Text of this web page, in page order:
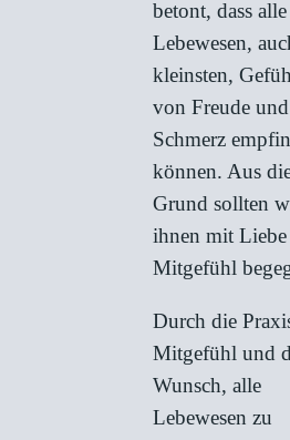
betont, dass alle
Lebewesen,
kleinsten,
von Freude und
Schmerz
können. Aus
Grund sollten
ihnen mit
Mitgefühl
Durch die
Mitgefühl und
Wunsch, alle
Lebewesen zu